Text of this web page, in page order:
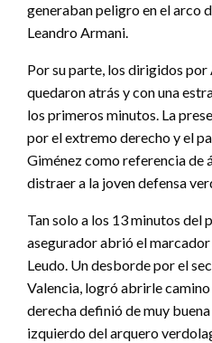
generaban peligro en el arco
Leandro Armani.
Por su parte, los dirigidos por
quedaron atrás y con una
los primeros minutos. La
por el extremo derecho y el
Giménez como referencia de
distraer a la joven defensa
Tan solo a los 13 minutos del
asegurador abrió el
Leudo. Un desborde por el
Valencia, logró abrirle camino
derecha definió de muy
izquierdo del arquero